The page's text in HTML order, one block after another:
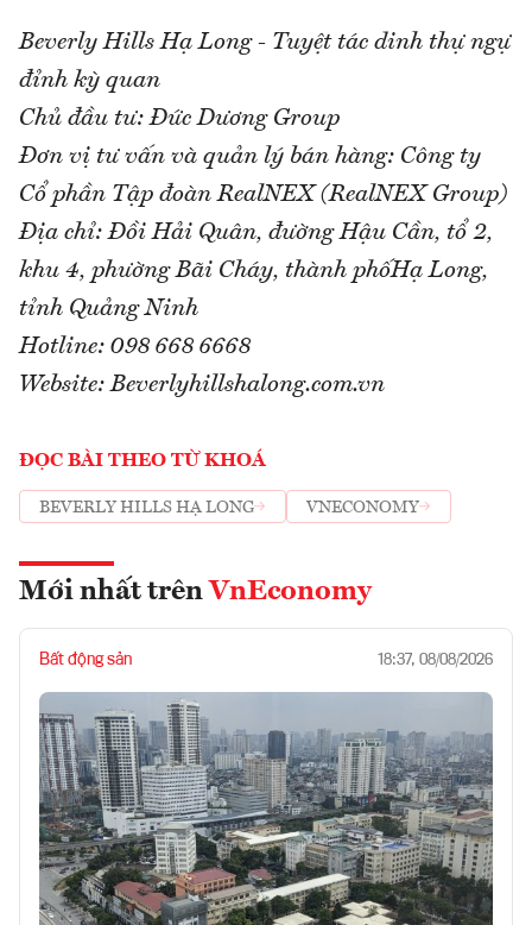
Beverly Hills Hạ Long - Tuyệt tác dinh thự ngự
đỉnh kỳ quan
Chủ đầu tư: Đức Dương Group
Đơn vị tư vấn và quản lý bán hàng: Công ty
Cổ phần Tập đoàn RealNEX (RealNEX Group)
Địa chỉ: Đồi Hải Quân, đường Hậu Cần, tổ 2,
khu 4, phường Bãi Cháy, thành phốHạ Long,
tỉnh Quảng Ninh
Hotline: 098 668 6668
Website: Beverlyhillshalong.com.vn
ĐỌC BÀI THEO TỪ KHOÁ
BEVERLY HILLS HẠ LONG VNECONOMY
Mới nhất trên VnEconomy
Bất động sản 18:37, 08/08/2026